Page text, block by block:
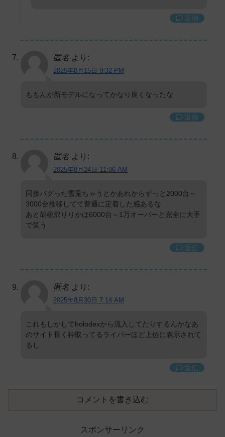
返信
匿名 より:
2025年8月15日 9:32 PM
ももんが新モデルになってかなり良くなったな
返信
匿名 より:
2025年8月24日 11:06 AM
同接バグった雪兎ちゃうとかあれからずっと2000台～
3000台推移してて普通に定着した感あるな
あと胡桃沢りりかは6000台～1万オーバーと完全に大手
で笑う
返信
匿名 より:
2025年8月30日 7:14 AM
これもしかしてholodexから流入してたりするんかなあ
のサイト長く枠取ってるライバーほど上位に表示されて
るし
返信
コメントを書き込む
スポンサーリンク